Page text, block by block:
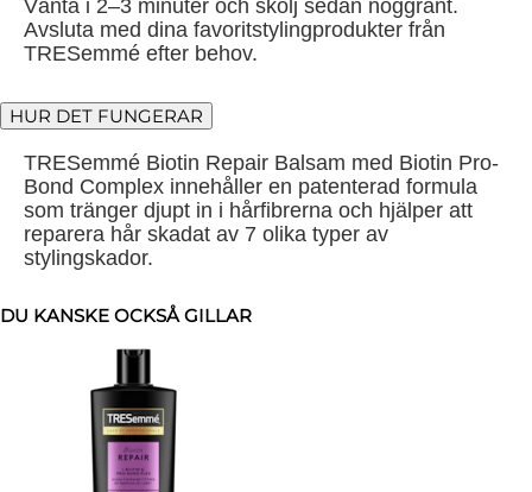
Vänta i 2–3 minuter och skölj sedan noggrant.
Avsluta med dina favoritstylingprodukter från
TRESemmé efter behov.
HUR DET FUNGERAR
TRESemmé Biotin Repair Balsam med Biotin Pro-
Bond Complex innehåller en patenterad formula
som tränger djupt in i hårfibrerna och hjälper att
reparera hår skadat av 7 olika typer av
stylingskador.
DU KANSKE OCKSÅ GILLAR